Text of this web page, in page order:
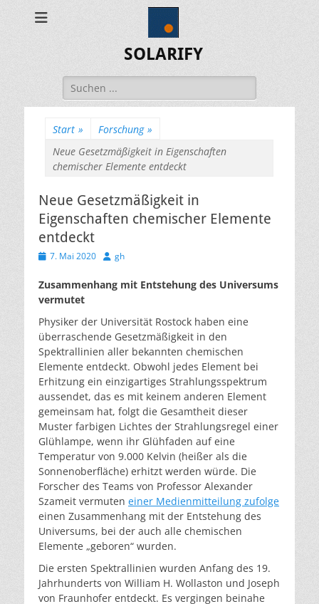
SOLARIFY
Suchen
nach:
Start » Forschung »
Neue Gesetzmäßigkeit in Eigenschaften
chemischer Elemente entdeckt
Neue Gesetzmäßigkeit in
Eigenschaften chemischer Elemente
entdeckt
Veröffentlicht
7. Mai 2020 Autor
gh
Zusammenhang mit Entstehung des Universums
vermutet
Physiker der Universität Rostock haben eine
überraschende Gesetzmäßigkeit in den
Spektrallinien aller bekannten chemischen
Elemente entdeckt. Obwohl jedes Element bei
Erhitzung ein einzigartiges Strahlungsspektrum
aussendet, das es mit keinem anderen Element
gemeinsam hat, folgt die Gesamtheit dieser
Muster farbigen Lichtes der Strahlungsregel einer
Glühlampe, wenn ihr Glühfaden auf eine
Temperatur von 9.000 Kelvin (heißer als die
Sonnenoberfläche) erhitzt werden würde. Die
Forscher des Teams von Professor Alexander
Szameit vermuten einer Medienmitteilung zufolge
einen Zusammenhang mit der Entstehung des
Universums, bei der auch alle chemischen
Elemente „geboren“ wurden.
Die ersten Spektrallinien wurden Anfang des 19.
Jahrhunderts von William H. Wollaston und Joseph
von Fraunhofer entdeckt. Es vergingen beinahe